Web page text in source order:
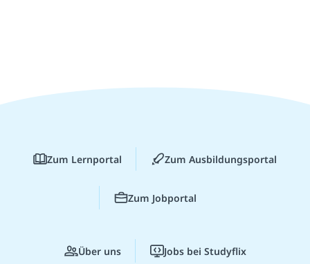
Zum Lernportal Zum Ausbildungsportal
Zum Jobportal
Über uns Jobs bei Studyflix